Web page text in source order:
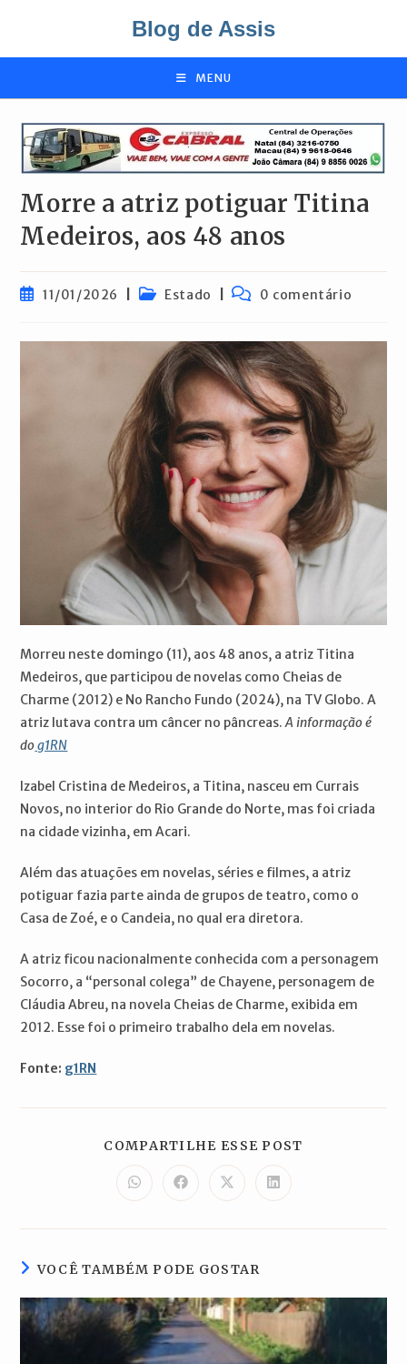
o
Blog de Assis
MENU
Morre a atriz potiguar Titina
Medeiros, aos 48 anos
Post11/01/2026
Categoria
Estado
Comentários
0 comentário
Morreu neste domingo (11), aos 48 anos, a atriz Titina
Medeiros, que participou de novelas como Cheias de
Charme (2012) e No Rancho Fundo (2024), na TV Globo. A
atriz lutava contra um câncer no pâncreas.A informação é
dog1RN
Izabel Cristina de Medeiros, a Titina, nasceu em Currais
Novos, no interior do Rio Grande do Norte, mas foi criada
na cidade vizinha, em Acari.
Além das atuações em novelas, séries e filmes, a atriz
potiguar fazia parte ainda de grupos de teatro, como o
Casa de Zoé, e o Candeia, no qual era diretora.
A atriz ficou nacionalmente conhecida com a personagem
Socorro, a “personal colega” de Chayene, personagem de
Cláudia Abreu, na novela Cheias de Charme, exibida em
2012. Esse foi o primeiro trabalho dela em novelas.
Fonte: g1RN
COMPARTILHE ESSE POST
Abre
em
nova
Abre
em
nova
Abre
em
nova
Abre
em
nova
VOCÊ TAMBÉM PODE GOSTAR